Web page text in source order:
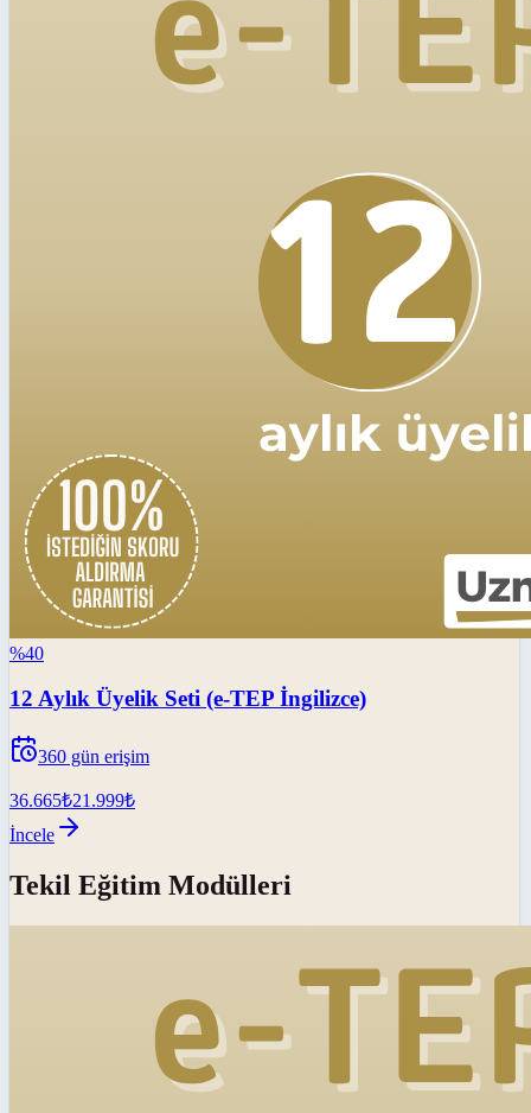
%40
12 Aylık Üyelik Seti (e-TEP İngilizce)
360 gün erişim
36.665₺21.999₺
İncele
Tekil Eğitim Modülleri